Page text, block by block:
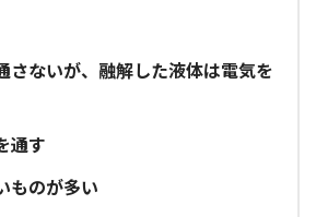
さないが、融解した液体は電気を
通す
ものが多い